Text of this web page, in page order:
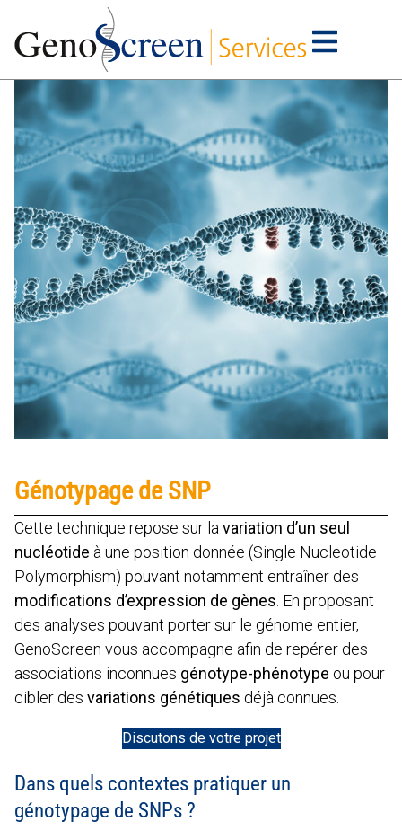
Génotypage de SNP
Cette technique repose sur la variation d’un seul
nucléotide à une position donnée (Single Nucleotide
Polymorphism) pouvant notamment entraîner des
modifications d’expression de gènes . En proposant
des analyses pouvant porter sur le génome entier,
GenoScreen vous accompagne afin de repérer des
associations inconnues génotype-phénotype ou pour
cibler des variations génétiques déjà connues.
Discutons de votre projet
Dans quels contextes pratiquer un
génotypage de SNPs ?